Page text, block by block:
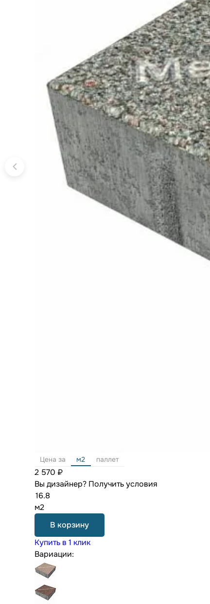
Цена за м2 паллет
2 570 ₽
Вы дизайнер? Получить условия
м2
В корзину
Купить в 1 клик
Вариации: